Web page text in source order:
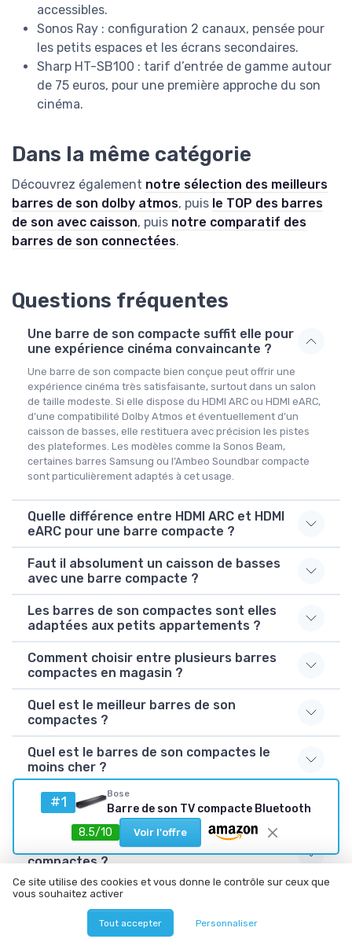
accessibles.
Sonos Ray : configuration 2 canaux, pensée pour
les petits espaces et les écrans secondaires.
Sharp HT-SB100 : tarif d’entrée de gamme autour
de 75 euros, pour une première approche du son
cinéma.
Dans la même catégorie
Découvrez également notre sélection des meilleurs
barres de son dolby atmos, puis le TOP des barres
de son avec caisson, puis notre comparatif des
barres de son connectées.
Questions fréquentes
Une barre de son compacte suffit elle pour
une expérience cinéma convaincante ?
Une barre de son compacte bien conçue peut offrir une
expérience cinéma très satisfaisante, surtout dans un salon
de taille modeste. Si elle dispose du HDMI ARC ou HDMI eARC,
d’une compatibilité Dolby Atmos et éventuellement d’un
caisson de basses, elle restituera avec précision les pistes
des plateformes. Les modèles comme la Sonos Beam,
certaines barres Samsung ou l’Ambeo Soundbar compacte
sont particulièrement adaptés à cet usage.
Quelle différence entre HDMI ARC et HDMI
eARC pour une barre compacte ?
Faut il absolument un caisson de basses
avec une barre compacte ?
Les barres de son compactes sont elles
adaptées aux petits appartements ?
Comment choisir entre plusieurs barres
compactes en magasin ?
Quel est le meilleur barres de son
compactes ?
Quel est le barres de son compactes le
moins cher ?
Quel est le barres de son compactes le
plus populaire ?
Comment choisir un barres de son
compactes ?
Combien de barres de son compactes
avez-vous testés ?
#1 Bose
Barre de son TV compacte Bluetooth
8.5/10
Voir l'offre
Ce site utilise des cookies et vous donne le contrôle sur ceux que
vous souhaitez activer
Tout accepter Personnaliser